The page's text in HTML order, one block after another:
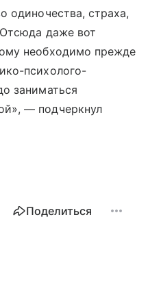
одиночества, страха,
даже вот
необходимо прежде
психолого-
заниматься
— подчеркнул
Поделиться